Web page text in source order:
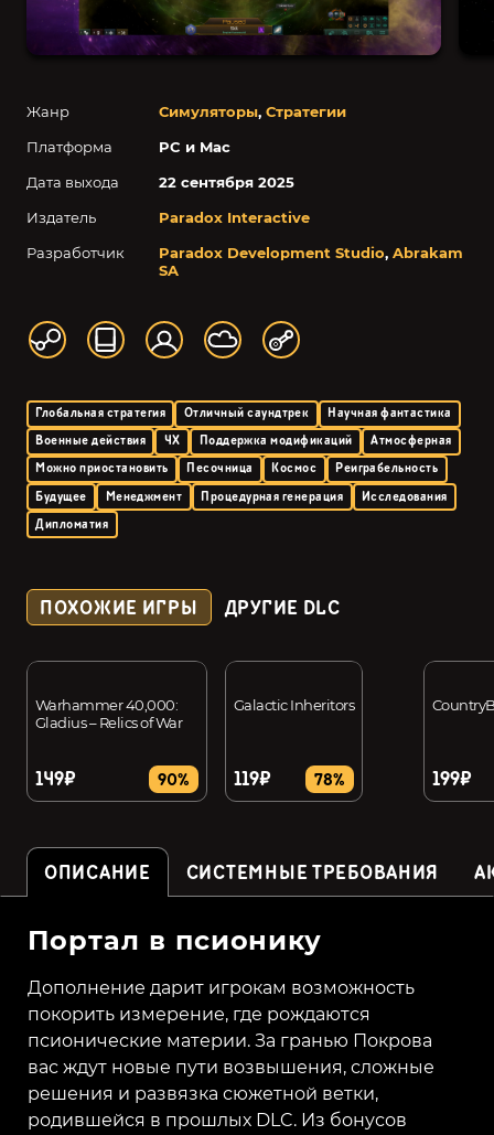
Жанр Симуляторы, Стратегии
Платформа
PC и Mac
Дата выхода
22 сентября 2025
Издатель
Paradox Interactive
Разработчик
Paradox Development Studio, Abrakam
SA
Глобальная стратегия Отличный саундтрек
Научная фантастика
Военные действия
4X Поддержка модификаций
Атмосферная
Можно приостановить
Песочница Космос
Реиграбельность
Будущее
Менеджмент Процедурная генерация
Исследования
Дипломатия
ПОХОЖИЕ ИГРЫ ДРУГИЕ DLC
Warhammer 40,000:
Gladius – Relics of War
149₽ 90%
Galactic Inheritors
119₽ 78% 199₽
ОПИСАНИЕ СИСТЕМНЫЕ ТРЕБОВАНИЯ
Портал в псионику
Дополнение дарит игрокам возможность
покорить измерение, где рождаются
псионические материи. За гранью Покрова
вас ждут новые пути возвышения, сложные
решения и развязка сюжетной ветки,
родившейся в прошлых DLC. Из бонусов